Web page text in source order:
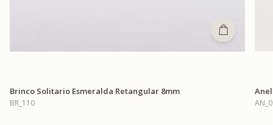
Brinco Solitario Esmeralda Retangular 8mm
BR_110